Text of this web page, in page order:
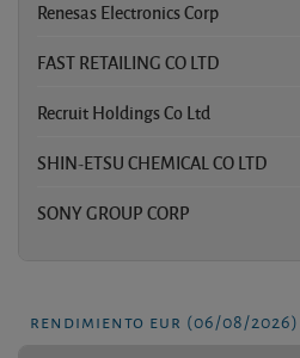
Renesas Electronics Corp
FAST RETAILING CO LTD
Recruit Holdings Co Ltd
SHIN-ETSU CHEMICAL CO LTD
SONY GROUP CORP
rendimiento eur (06/08/2026)